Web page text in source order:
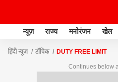
न्यूज़ राज्य मनोरंजन खेल
हिंदी न्यूज़ टॉपिक DUTY FREE LIMIT
Continues below